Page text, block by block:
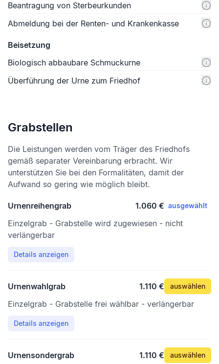
Beantragung von Sterbeurkunden
Abmeldung bei der Renten- und Krankenkasse
Beisetzung
Biologisch abbaubare Schmuckurne
Überführung der Urne zum Friedhof
Grabstellen
Die Leistungen werden vom Träger des Friedhofs
gemäß separater Vereinbarung erbracht. Wir
unterstützen Sie bei den Formalitäten, damit der
Aufwand so gering wie möglich bleibt.
Urnenreihengrab 1.060 € ausgewählt
Einzelgrab - Grabstelle wird zugewiesen - nicht
verlängerbar
Details anzeigen
Urnenwahlgrab 1.110 € auswählen
Einzelgrab - Grabstelle frei wählbar - verlängerbar
Details anzeigen
Urnensondergrab 1.110 € auswählen